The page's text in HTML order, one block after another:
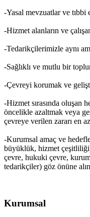
-Yasal mevzuatlar ve
-Hizmet alanların ve
-Tedarikçilerimizle aynı
-Sağlıklı ve mutlu bir
-Çevreyi korumak ve
-Hizmet sırasında oluşan
öncelikle azaltmak veya
çevreye verilen zararı en
-Kurumsal amaç ve
büyüklük, hizmet
çevre, hukuki çevre,
tedarikçiler) göz önüne
Kurumsal